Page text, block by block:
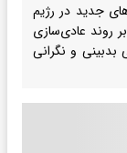
جدید در رژیم
روند عادی‌سازی
و نگرانی